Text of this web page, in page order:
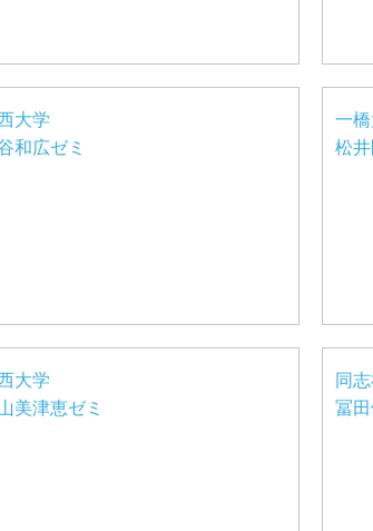
大学
和広ゼミ
一
松井
大学
美津恵ゼミ
同
冨田